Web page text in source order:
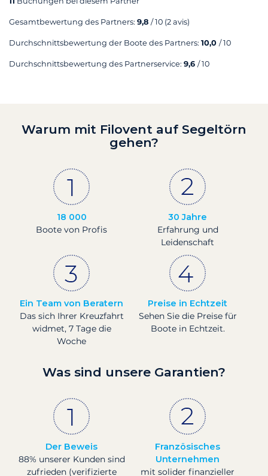
Gesamtbewertung des Partners: 9,8 / 10 (2 avis)
Durchschnittsbewertung der Boote des Partners: 10,0 / 10
Durchschnittsbewertung des Partnerservice: 9,6 / 10
Warum mit Filovent auf Segeltörn
gehen?
18 000
Boote von Profis
30 Jahre
Erfahrung und
Leidenschaft
Ein Team von Beratern
Das sich Ihrer Kreuzfahrt
widmet, 7 Tage die
Woche
Preise in Echtzeit
Sehen Sie die Preise für
Boote in Echtzeit.
Was sind unsere Garantien?
Der Beweis
88% unserer Kunden sind
zufrieden (verifizierte
Französisches
Unternehmen
mit solider finanzieller